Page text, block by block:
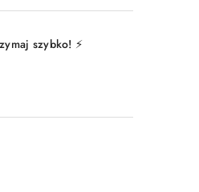
Wyślij
szybko! ⚡